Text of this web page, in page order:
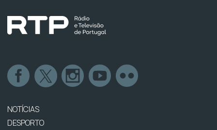
NOTÍCIAS
DESPORTO